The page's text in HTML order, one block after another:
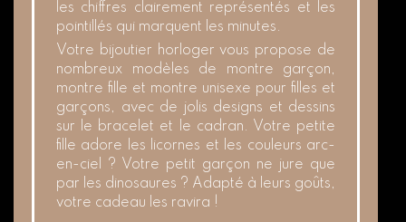
les chiffres clairement représentés et les
pointillés qui marquent les minutes.
Votre bijoutier horloger vous propose de
nombreux modèles de montre garçon,
montre fille et montre unisexe pour filles et
garçons, avec de jolis designs et dessins
sur le bracelet et le cadran. Votre petite
fille adore les licornes et les couleurs arc-
en-ciel ? Votre petit garçon ne jure que
par les dinosaures ? Adapté à leurs goûts,
votre cadeau les ravira !